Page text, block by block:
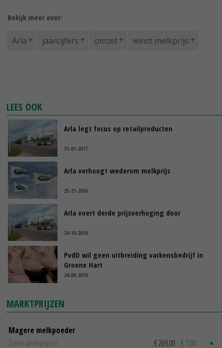
Bekijk meer over:
Arla jaarcijfers omzet winst melkprijs
LEES OOK
Arla legt focus op retailproducten
31-01-2017
Arla verhoogt wederom melkprijs
25-11-2016
Arla voert derde prijsverhoging door
24-10-2016
PvdD wil geen uitbreiding varkensbedrijf in
Groene Hart
24-09-2016
MARKTPRIJZEN
Magere melkpoeder
Zuivel weekprijzen
€ 269,00 € 7,00